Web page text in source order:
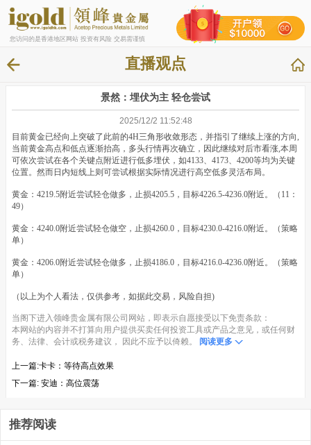
您访问的是香港地区网站 投资有风险 交易需谨慎
直播观点
景然：埋伏为主 轻仓尝试
2025/12/2 11:52:48
目前黄金已经向上突破了此前的4H三角形收敛形态，并指引了继续上涨的方向,
当前黄金高点和低点逐渐抬高，多头行情再次确立，因此继续对后市看涨,本周
可依次尝试在各个关键点附近进行低多埋伏，如4133、4173、4200等均为关键
位置。然而日内短线上则可尝试根据实际情况进行高空低多灵活布局。
黄金：4219.5附近尝试轻仓做多，止损4205.5，目标4226.5-4236.0附近。（11：
49）
黄金：4240.0附近尝试轻仓做空，止损4260.0，目标4230.0-4216.0附近。（策略
单）
黄金：4206.0附近尝试轻仓做多，止损4186.0，目标4216.0-4236.0附近。（策略
单）
（以上为个人看法，仅供参考，如据此交易，风险自担)
当阁下进入领峰贵金属有限公司网站，即表示自愿接受以下免责条款：
本网站的内容并不打算向用户提供买卖任何投资工具或产品之意见，或任何财
务、法律、会计或税务建议， 因此不应予以倚赖。
阅读更多
上一篇:​卡卡：等待高点效果
下一篇: 安迪：高位震荡
推荐阅读